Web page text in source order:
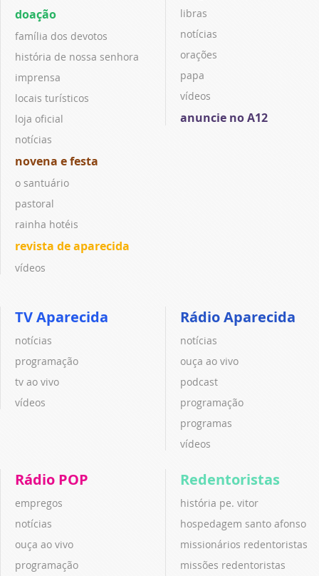
doação
família dos devotos
história de nossa senhora
imprensa
locais turísticos
loja oficial
notícias
novena e festa
o santuário
pastoral
rainha hotéis
revista de aparecida
vídeos
libras
notícias
orações
papa
vídeos
anuncie no A12
TV Aparecida
notícias
programação
tv ao vivo
vídeos
Rádio Aparecida
notícias
ouça ao vivo
podcast
programação
programas
vídeos
Rádio POP
empregos
notícias
ouça ao vivo
programação
Redentoristas
história pe. vitor
hospedagem santo afonso
missionários redentoristas
missões redentoristas